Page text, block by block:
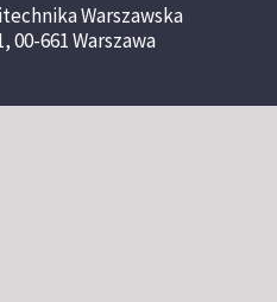
Warszawska
00-661 Warszawa